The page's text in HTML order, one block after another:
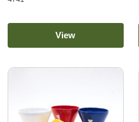
View